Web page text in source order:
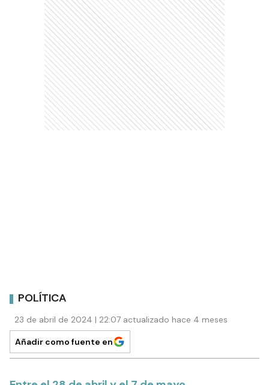
POLÍTICA
23 de abril de 2024 | 22:07 actualizado hace 4 meses
Añadir como fuente en